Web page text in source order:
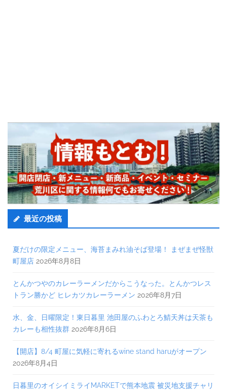
最近の投稿
夏だけの限定メニュー、海苔まみれ油そば登場！ まぜまぜ怪獣
町屋店 2026年8月8日
とんかつやのカレーラーメンだからこうなった。とんかつレス
トラン勝かど ヒレカツカレーラーメン 2026年8月7日
水、金、日曜限定！東日暮里 池田屋のふわとろ鯖天丼は天茶も
カレーも相性抜群 2026年8月6日
【開店】8/4 町屋に気軽に寄れるwine stand haruがオープン
2026年8月4日
日暮里のオイシイミライMARKETで熊本地震 被災地支援チャリ